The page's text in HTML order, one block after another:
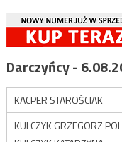
Darczyńcy -
KACPER STAROŚCIAK
KULCZYK GRZEGORZ